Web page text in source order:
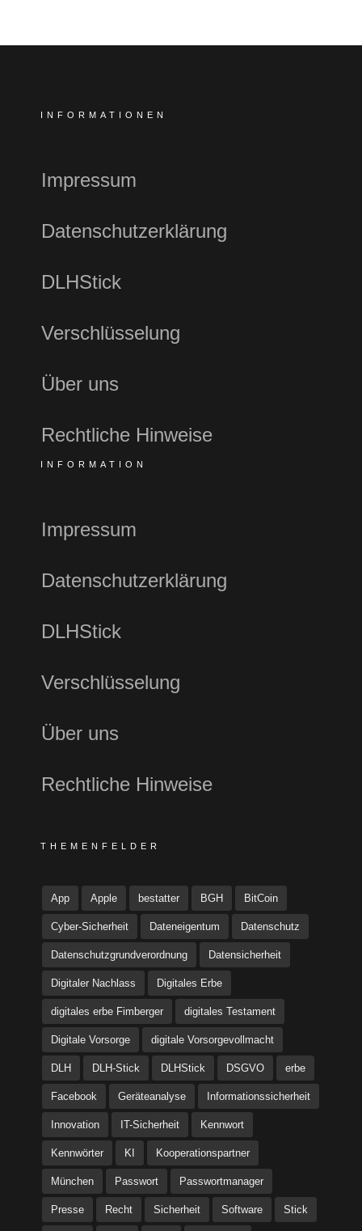
INFORMATIONEN
Impressum
Datenschutzerklärung
DLHStick
Verschlüsselung
Über uns
Rechtliche Hinweise
INFORMATION
Impressum
Datenschutzerklärung
DLHStick
Verschlüsselung
Über uns
Rechtliche Hinweise
THEMENFELDER
App Apple bestatter BGH BitCoin
Cyber-Sicherheit Dateneigentum Datenschutz
Datenschutzgrundverordnung Datensicherheit
Digitaler Nachlass Digitales Erbe
digitales erbe Fimberger digitales Testament
Digitale Vorsorge digitale Vorsorgevollmacht
DLH DLH-Stick DLHStick DSGVO erbe
Facebook Geräteanalyse Informationssicherheit
Innovation IT-Sicherheit Kennwort
Kennwörter KI Kooperationspartner
München Passwort Passwortmanager
Presse Recht Sicherheit Software Stick